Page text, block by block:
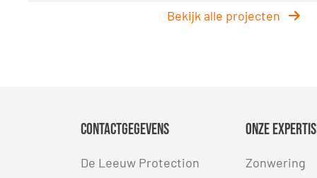
Bekijk alle projecten
Contactgegevens
De Leeuw Protection
Onze
Zonwering